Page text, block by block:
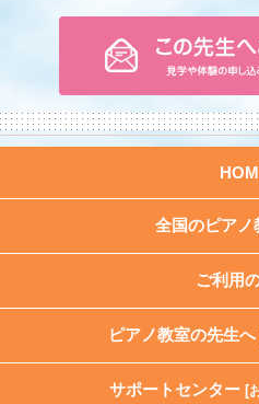
全国のピアノ
ご利用
ピアノ教室の先生へ
サポートセンター [